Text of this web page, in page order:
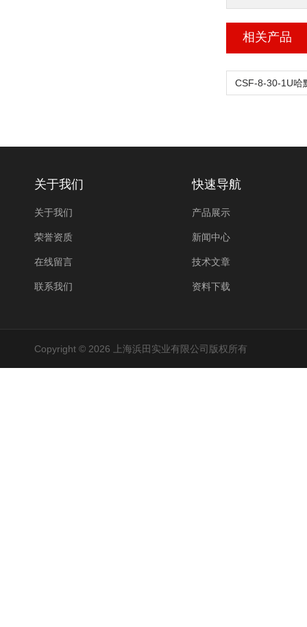
相关产品
关于我们
关于我们
荣誉资质
在线留言
联系我们
快速导航
产品展示
新闻中心
技术文章
资料下载
Copyright © 2026 上海浜田实业有限公司版权所有